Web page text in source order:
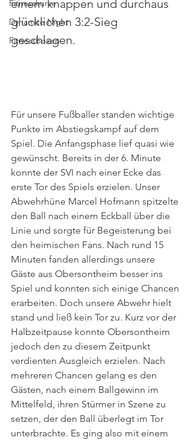
Fitnesskurse
Dynamite Night
Fitnessboxen
einem knappen und durchaus
glücklichen 3:2-Sieg
geschlagen.
Für unsere Fußballer standen wichtige
Punkte im Abstiegskampf auf dem
Spiel. Die Anfangsphase lief quasi wie
gewünscht. Bereits in der 6. Minute
konnte der SVI nach einer Ecke das
erste Tor des Spiels erzielen. Unser
Abwehrhüne Marcel Hofmann spitzelte
den Ball nach einem Eckball über die
Linie und sorgte für Begeisterung bei
den heimischen Fans. Nach rund 15
Minuten fanden allerdings unsere
Gäste aus Obersontheim besser ins
Spiel und konnten sich einige Chancen
erarbeiten. Doch unsere Abwehr hielt
stand und ließ kein Tor zu. Kurz vor der
Halbzeitpause konnte Obersontheim
jedoch den zu diesem Zeitpunkt
verdienten Ausgleich erzielen. Nach
mehreren Chancen gelang es den
Gästen, nach einem Ballgewinn im
Mittelfeld, ihren Stürmer in Szene zu
setzen, der den Ball überlegt im Tor
unterbrachte. Es ging also mit einem